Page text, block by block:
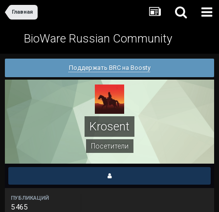
Главная
BioWare Russian Community
Поддержать BRC на Boosty
Krosent
Посетители
ПУБЛИКАЦИЙ
5 465